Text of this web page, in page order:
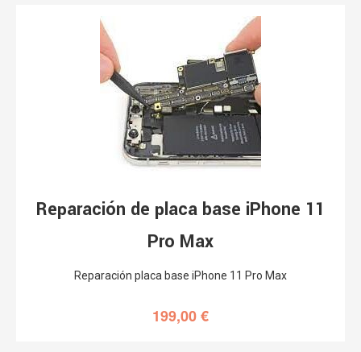
Reparación de placa base iPhone 11
Pro Max
Reparación placa base iPhone 11 Pro Max
199,00€